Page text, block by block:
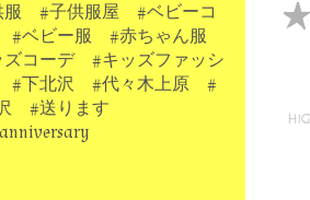
服 #子供服屋 #ベビーコ
#ベビー服 #赤ちゃん服
ズコーデ #キッズファッシ
#下北沢 #代々木上原 #
#送ります